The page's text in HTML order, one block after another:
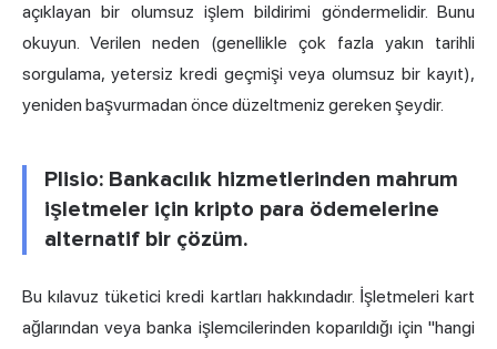
açıklayan bir olumsuz işlem bildirimi göndermelidir. Bunu
okuyun. Verilen neden (genellikle çok fazla yakın tarihli
sorgulama, yetersiz kredi geçmişi veya olumsuz bir kayıt),
yeniden başvurmadan önce düzeltmeniz gereken şeydir.
Plisio: Bankacılık hizmetlerinden mahrum
işletmeler için kripto para ödemelerine
alternatif bir çözüm.
Bu kılavuz tüketici kredi kartları hakkındadır. İşletmeleri kart
ağlarından veya banka işlemcilerinden koparıldığı için "hangi